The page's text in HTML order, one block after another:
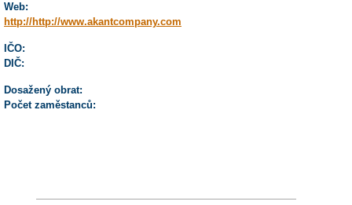
Web:
http://http://www.akantcompany.com
IČO:
DIČ:
Dosažený obrat:
Počet zaměstanců: